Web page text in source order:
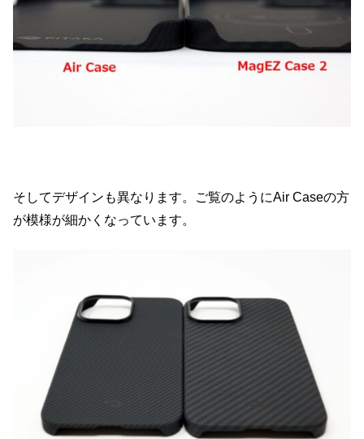
そしてデザインも異なります。ご覧のようにAir Caseの方
が模様が細かくなっています。